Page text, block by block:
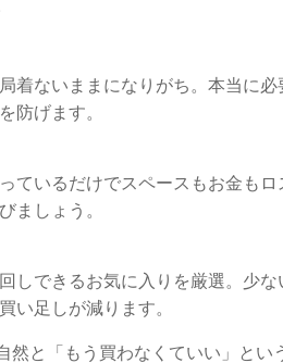
着ないままになりがち。本当に必
防げます。
ているだけでスペースもお金もロ
ましょう。
しできるお気に入りを厳選。少な
い足しが減ります。
と「もう買わなくていい」とい